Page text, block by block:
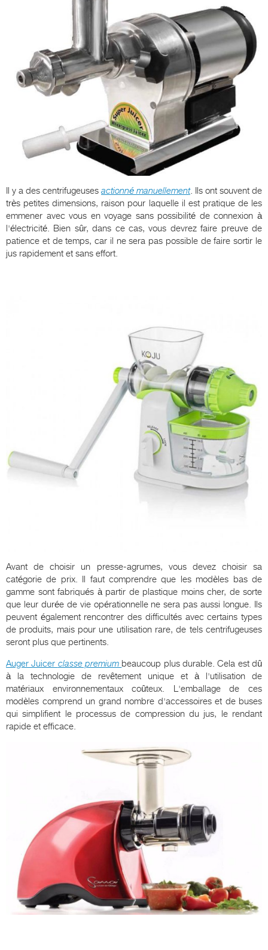
Il y a des centrifugeuses actionné manuellement. Ils ont souvent de
très petites dimensions, raison pour laquelle il est pratique de les
emmener avec vous en voyage sans possibilité de connexion à
l'électricité. Bien sûr, dans ce cas, vous devrez faire preuve de
patience et de temps, car il ne sera pas possible de faire sortir le
jus rapidement et sans effort.
Avant de choisir un presse-agrumes, vous devez choisir sa
catégorie de prix. Il faut comprendre que les modèles bas de
gamme sont fabriqués à partir de plastique moins cher, de sorte
que leur durée de vie opérationnelle ne sera pas aussi longue. Ils
peuvent également rencontrer des difficultés avec certains types
de produits, mais pour une utilisation rare, de tels centrifugeuses
seront plus que pertinents.
Auger Juicer classe premium beaucoup plus durable. Cela est dû
à la technologie de revêtement unique et à l'utilisation de
matériaux environnementaux coûteux. L'emballage de ces
modèles comprend un grand nombre d'accessoires et de buses
qui simplifient le processus de compression du jus, le rendant
rapide et efficace.